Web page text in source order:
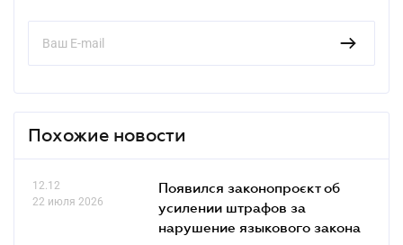
Похожие новости
12.12
22 июля 2026
Появился законопроєкт об
усилении штрафов за
нарушение языкового закона